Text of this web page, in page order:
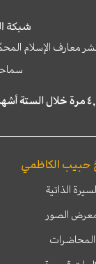
شبكة
معارف الإسلام
حبيب الكاظمي
الذاتية
الصور
المحاضرات